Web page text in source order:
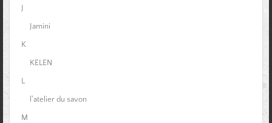
J
Jamini
K
KELEN
L
l'atelier du savon
M